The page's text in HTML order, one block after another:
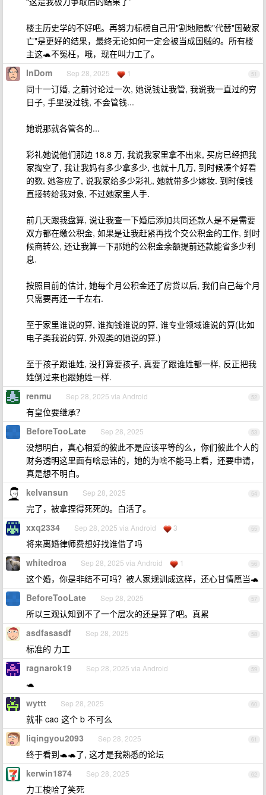
楼主历史学的不好吧。再努力标榜自己用"割地赔款"代替"国破家
亡"是更好的结果，最终无论如何一定会被当成国贼的。所有楼
主这🐢不冤枉，哦，现在叫力工了。
51
InDom Sep 28, 2025 1
同十一订婚, 之前讨论过一次, 她说钱让我管, 我说我一直过的穷
日子, 手里没过钱, 不会管钱...
她说那就各管各的...
彩礼她说他们那边 18.8 万, 我说我家里拿不出来, 买房已经把我
家掏空了, 我让我妈有多少拿多少, 也就十几万, 到时候凑个好看
的数, 她答应了, 说我家给多少彩礼, 她就带多少嫁妆. 到时候钱
直接转给我对象, 不过她家里人手.
前几天跟我盘算, 说让我查一下婚后添加共同还款人是不是需要
双方都在缴公积金, 如果是让我赶紧再找个交公积金的工作, 到时
候商转公, 还让我算一下那她的公积金余额提前还款能省多少利
息.
按照目前的估计, 她每个月公积金还了房贷以后, 我们自己每个月
只需要再还一千左右.
至于家里谁说的算, 谁掏钱谁说的算, 谁专业领域谁说的算(比如
电子类我说的算, 外观类的她说的算.)
至于孩子跟谁姓, 没打算要孩子, 真要了跟谁姓都一样, 反正把我
姓倒过来也跟她姓一样.
52
renmu Sep 28, 2025 via Android
有皇位要继承？
53
BeforeTooLate Sep 28, 2025
没想明白，真心相爱的彼此不是应该平等的么，你们彼此个人的
财务透明这里面有啥忌讳的，她的为啥不能马上看，还要申请，
真是想不明白。
54
kelvansun Sep 28, 2025
完了，被拿捏得死死的。白活了。
55
xxq2334 Sep 28, 2025 via Android 3
将来离婚律师费想好找谁借了吗
56
whitedroa Sep 28, 2025 via Android 1
这个婚，你是非结不可吗？被人家规训成这样，还心甘情愿当🐢
57
BeforeTooLate Sep 28, 2025
所以三观认知到不了一个层次的还是算了吧。真累
58
asdfasasdf Sep 28, 2025
标准的 力工
59
ragnarok19 Sep 28, 2025 via Android
🐢
60
wyttt Sep 28, 2025
就非 cao 这个 b 不可么
61
liqingyou2093 Sep 28, 2025
终于看到🐢🐢了, 这才是我熟悉的论坛
62
kerwin1874 Sep 28, 2025
力工梭哈了笑死